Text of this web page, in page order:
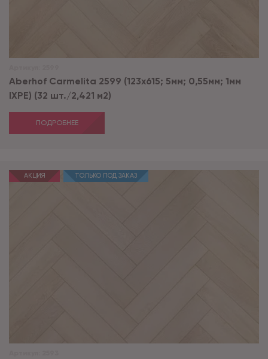
Aberhof Carmelita 2599 (123x615; 5мм; 0,55мм; 1мм
IXPE) (32 шт./2,421 м2)
ПОДРОБНЕЕ
АКЦИЯ ТОЛЬКО ПОД ЗАКАЗ